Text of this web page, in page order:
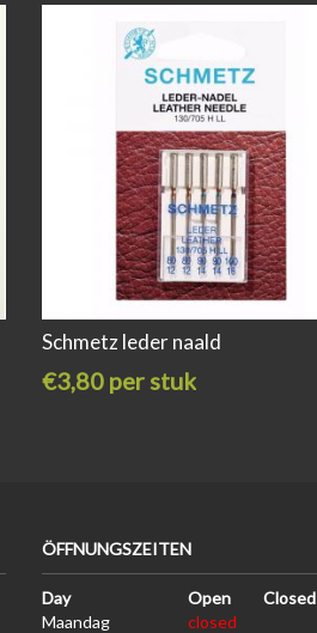
Schmetz leder naald
€3,80 per stuk
ÖFFNUNGSZEITEN
Day Open
Closed
Maandag
closed